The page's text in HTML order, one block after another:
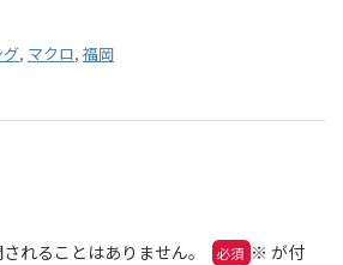
, マクロ, 福岡
れることはありません。 ※ が付